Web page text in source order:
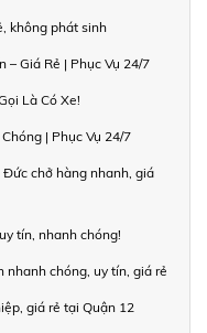
không phát sinh
– Giá Rẻ | Phục Vụ 24/7
Là Có Xe!
| Phục Vụ 24/7
chở hàng nhanh, giá
tín, nhanh chóng!
nhanh chóng, uy tín, giá rẻ
giá rẻ tại Quận 12